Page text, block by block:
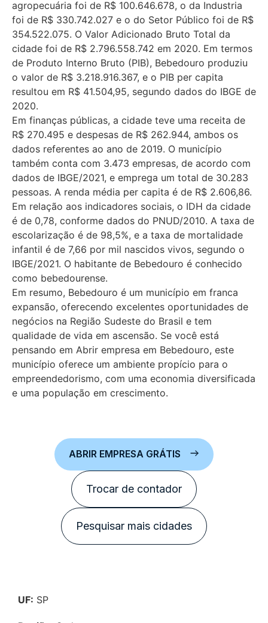
agropecuária foi de R$ 100.646.678, o da Industria
foi de R$ 330.742.027 e o do Setor Público foi de R$
354.522.075. O Valor Adicionado Bruto Total da
cidade foi de R$ 2.796.558.742 em 2020. Em termos
de Produto Interno Bruto (PIB), Bebedouro produziu
o valor de R$ 3.218.916.367, e o PIB per capita
resultou em R$ 41.504,95, segundo dados do IBGE de
2020.
Em finanças públicas, a cidade teve uma receita de
R$ 270.495 e despesas de R$ 262.944, ambos os
dados referentes ao ano de 2019. O município
também conta com 3.473 empresas, de acordo com
dados de IBGE/2021, e emprega um total de 30.283
pessoas. A renda média per capita é de R$ 2.606,86.
Em relação aos indicadores sociais, o IDH da cidade
é de 0,78, conforme dados do PNUD/2010. A taxa de
escolarização é de 98,5%, e a taxa de mortalidade
infantil é de 7,66 por mil nascidos vivos, segundo o
IBGE/2021. O habitante de Bebedouro é conhecido
como bebedourense.
Em resumo, Bebedouro é um município em franca
expansão, oferecendo excelentes oportunidades de
negócios na Região Sudeste do Brasil e tem
qualidade de vida em ascensão. Se você está
pensando em Abrir empresa em Bebedouro, este
município oferece um ambiente propício para o
empreendedorismo, com uma economia diversificada
e uma população em crescimento.
ABRIR EMPRESA GRÁTIS
Trocar de contador
Pesquisar mais cidades
UF: SP